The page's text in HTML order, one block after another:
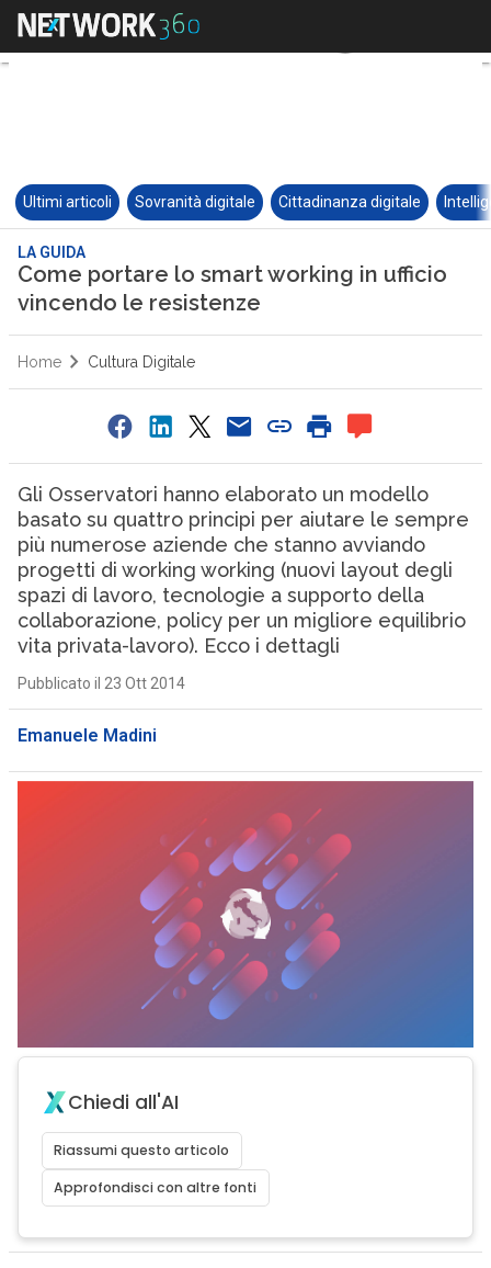
Ultimi articoli Sovranità digitale Cittadinanza digitale
LA GUIDA
Come portare lo smart working in ufficio
vincendo le resistenze
Home Cultura Digitale
Gli Osservatori hanno elaborato un modello
basato su quattro principi per aiutare le sempre
più numerose aziende che stanno avviando
progetti di working working (nuovi layout degli
spazi di lavoro, tecnologie a supporto della
collaborazione, policy per un migliore equilibrio
vita privata-lavoro). Ecco i dettagli
Pubblicato il 23 Ott 2014
Emanuele Madini
Chiedi all'AI
Riassumi questo articolo
Approfondisci con altre fonti